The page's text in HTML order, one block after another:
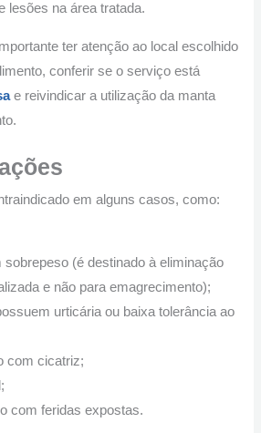
lesões na área tratada.
ter atenção ao local escolhido
conferir se o serviço está
e reivindicar a utilização da manta
em alguns casos, como:
sobrepeso (é destinado à eliminação
e não para emagrecimento);
urticária ou baixa tolerância ao
com cicatriz;
com feridas expostas.